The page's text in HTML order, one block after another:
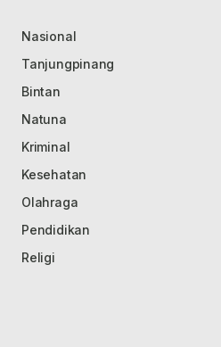
Nasional
Tanjungpinang
Bintan
Natuna
Kriminal
Kesehatan
Olahraga
Pendidikan
Religi